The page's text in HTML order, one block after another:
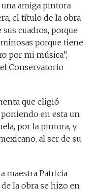
amiga pintora
el título de la obra
cuadros, porque
porque tiene
por mi música”,
Conservatorio
que eligió
en esta un
por la pintora, y
al ser de su
maestra Patricia
la obra se hizo en